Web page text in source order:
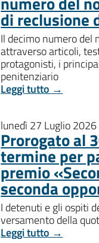
di reclusione
Il decimo numero del
attraverso articoli,
protagonisti, i
penitenziario
Leggi tutto →
lunedì 27 Luglio 2026
Prorogato al
termine per
premio
seconda
I detenuti e gli ospiti
versamento della
Leggi tutto →